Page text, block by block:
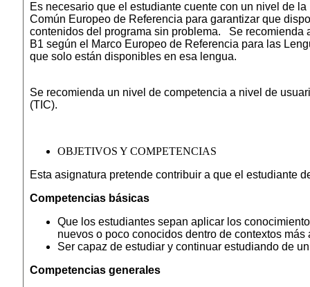
Es necesario que el estudiante cuente con un nivel de
Común Europeo de Referencia para garantizar que
contenidos del programa sin problema. Se recomienda
B1 según el Marco Europeo de Referencia para las
que solo están disponibles en esa lengua.
Se recomienda un nivel de competencia a nivel de
(TIC).
OBJETIVOS Y COMPETENCIAS
Esta asignatura pretende contribuir a que el estudiante
Competencias básicas
Que los estudiantes sepan aplicar los
nuevos o poco conocidos dentro de contextos
Ser capaz de estudiar y continuar estudiando de
Competencias generales